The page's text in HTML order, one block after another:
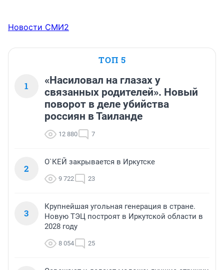
Новости СМИ2
ТОП 5
1
«Насиловал на глазах у
связанных родителей». Новый
поворот в деле убийства
россиян в Таиланде
12 880 7
2
О`КЕЙ закрывается в Иркутске
9 722 23
3
Крупнейшая угольная генерация в стране.
Новую ТЭЦ построят в Иркутской области в
2028 году
8 054 25